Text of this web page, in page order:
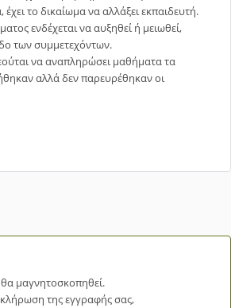
το δικαίωμα να αλλάξει εκπαιδευτή.
ενδέχεται να αυξηθεί ή μειωθεί,
των συμμετεχόντων.
να αναπληρώσει μαθήματα τα
αλλά δεν παρευρέθηκαν οι
μαγνητοσκοπηθεί.
της εγγραφής σας,